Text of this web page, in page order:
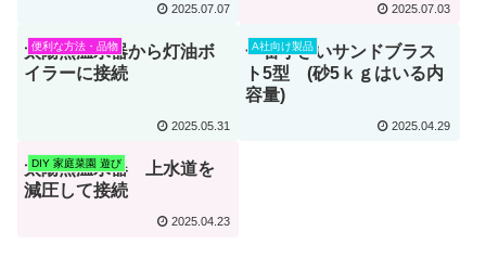
2025.07.07 2025.07.03
便利な方法・品物
太陽熱温水器から灯油ボ
イラーに接続
2025.05.31
A社向け製品
一番小さいサンドブラス
ト5型 (砂5ｋｇはいる内
容量)
2025.04.29
DIY 家庭菜園 遊び
太陽熱温水器 上水道を
減圧して接続
2025.04.23